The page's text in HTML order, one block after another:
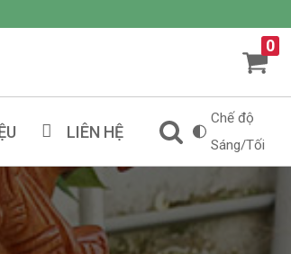
0
LIÊN HỆ
Chế độ
Sáng/Tối